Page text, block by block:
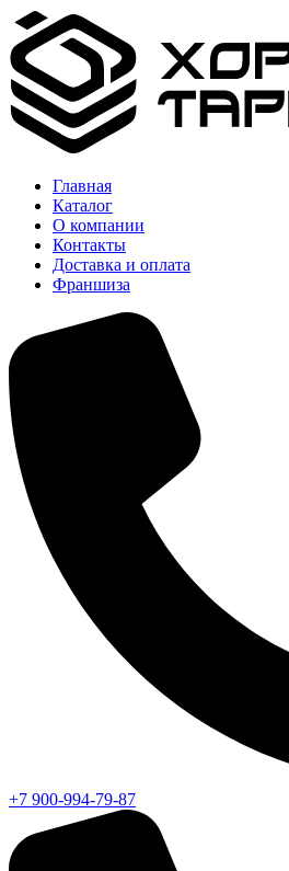
Главная
Каталог
О компании
Контакты
Доставка и оплата
Франшиза
+7 900-994-79-87